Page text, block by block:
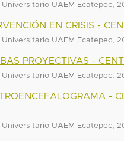
UAEM Ecatepec,
EN CRISIS -
UAEM Ecatepec,
PROYECTIVAS -
UAEM Ecatepec,
-
UAEM Ecatepec,